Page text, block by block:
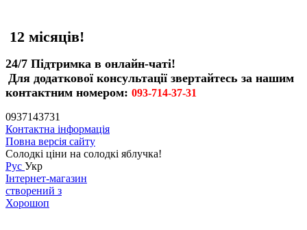
12 місяців!
24/7 Підтримка в онлайн-чаті!
Для додаткової консультації звертайтесь за нашим
контактним номером: 093-714-37-31
0937143731
Контактна інформація
Повна версія сайту
Солодкі ціни на солодкі яблучка!
Рус Укр
Інтернет-магазин
створений з
Хорошоп